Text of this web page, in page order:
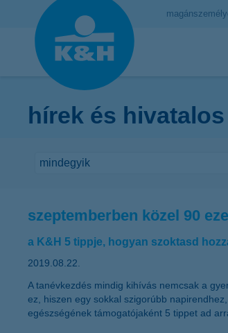
hírek és
szeptemberben közel 90
a K&H 5 tippje, hogyan szoktasd
2019.08.22.
A tanévkezdés mindig kihívás nemcsak a
ez, hiszen egy sokkal szigorúbb
egészségének támogatójaként 5 tippet ad